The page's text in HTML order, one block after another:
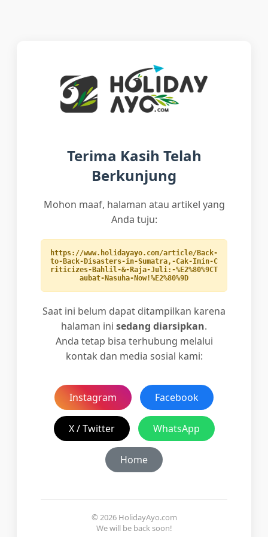
Terima Kasih Telah
Berkunjung
Mohon maaf, halaman atau artikel yang
Anda tuju:
https://www.holidayayo.com/article/Back-
to-Back-Disasters-in-Sumatra,-Cak-Imin-C
riticizes-Bahlil-&-Raja-Juli:-%E2%80%9CT
aubat-Nasuha-Now!%E2%80%9D
Saat ini belum dapat ditampilkan karena
halaman ini sedang diarsipkan.
Anda tetap bisa terhubung melalui
kontak dan media sosial kami:
Instagram Facebook
X / Twitter WhatsApp
Home
© 2026 HolidayAyo.com
We will be back soon!